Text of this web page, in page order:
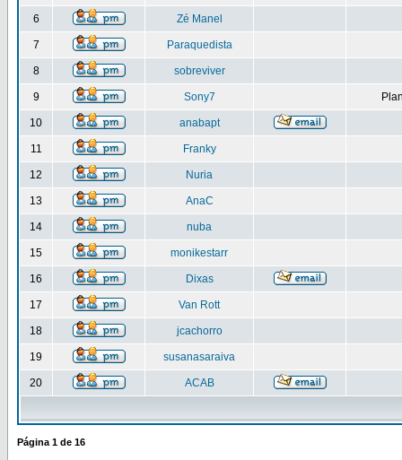
6 Zé Manel
7 Paraquedista
8 sobreviver
9 Sony7
10 anabapt
11 Franky
12 Nuria
13 AnaC
14 nuba
15 monikestarr
16 Dixas
17 Van Rott
18 jcachorro
19 susanasaraiva
20 ACAB
Página 1 de 16